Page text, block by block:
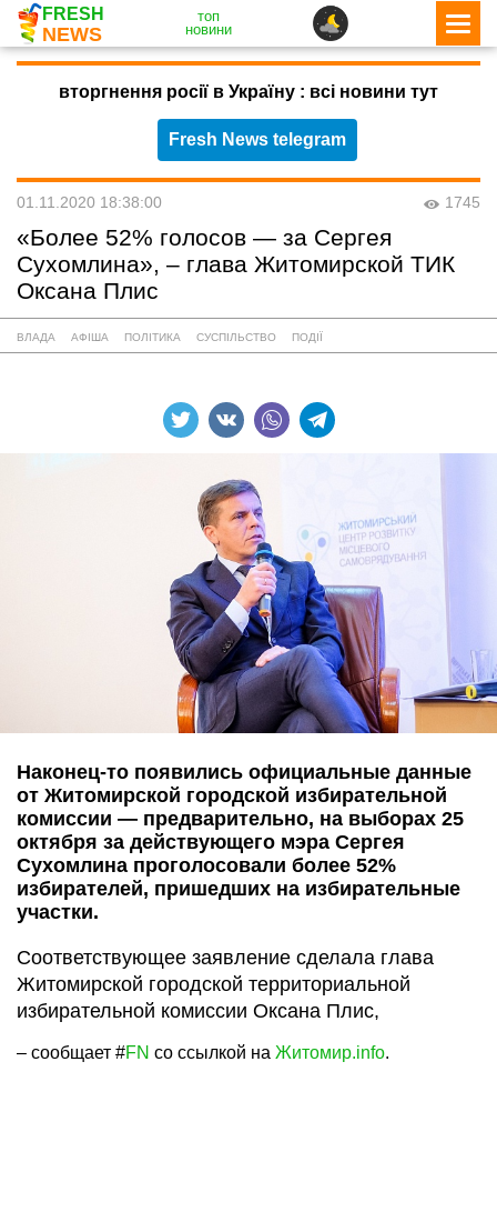
FRESH
NEWS
топ
новини
вторгнення росії в Україну : всі новини тут
Fresh News telegram
01.11.2020 18:38:00 1745
«Более 52% голосов — за Сергея
Сухомлина», – глава Житомирской ТИК
Оксана Плис
ВЛАДА АФІША ПОЛІТИКА СУСПІЛЬСТВО ПОДІЇ
Наконец-то появились официальные данные
от Житомирской городской избирательной
комиссии — предварительно, на выборах 25
октября за действующего мэра Сергея
Сухомлина проголосовали более 52%
избирателей, пришедших на избирательные
участки.
Соответствующее заявление сделала глава
Житомирской городской территориальной
избирательной комиссии Оксана Плис,
– сообщает #FN со ссылкой на Житомир.info.